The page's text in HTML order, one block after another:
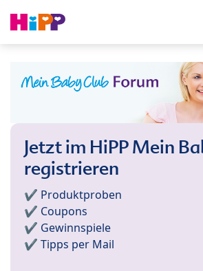
Jetzt im HiPP Mein
registrieren
✔️ Produktproben
✔️ Coupons
✔️ Gewinnspiele
✔️ Tipps per Mail